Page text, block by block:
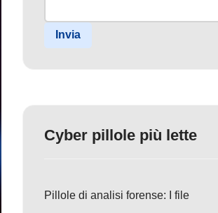
Invia
Cyber pillole più lette
Pillole di analisi forense: I file